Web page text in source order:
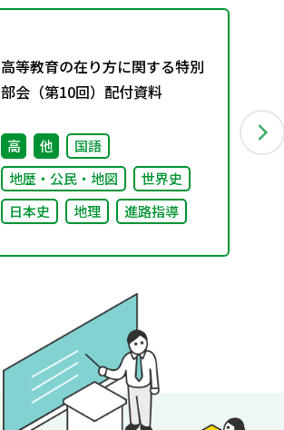
高等教育の在り方に関する特別
部会（第10回）配付資料
高 他
国語
地歴・公民・地図
世界史
日本史
地理 進路指導